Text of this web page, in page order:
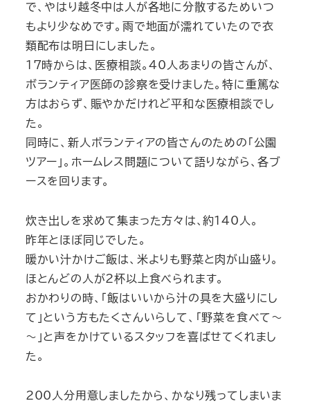
で、やはり越冬中は人が各地に分散するためいつ
もより少なめです。雨で地面が濡れていたので衣
類配布は明日にしました。
17時からは、医療相談。40人あまりの皆さんが、
ボランティア医師の診察を受けました。特に重篤な
方はおらず、賑やかだけれど平和な医療相談でし
た。
同時に、新人ボランティアの皆さんのための「公園
ツアー」。ホームレス問題について語りながら、各ブ
ースを回ります。
炊き出しを求めて集まった方々は､約140人。
昨年とほぼ同じでした。
暖かい汁かけご飯は、米よりも野菜と肉が山盛り。
ほとんどの人が2杯以上食べられます。
おかわりの時、「飯はいいから汁の具を大盛りにし
て」という方もたくさんいらして、「野菜を食べて～
～」と声をかけているスタッフを喜ばせてくれまし
た。
200人分用意しましたから、かなり残ってしまいま